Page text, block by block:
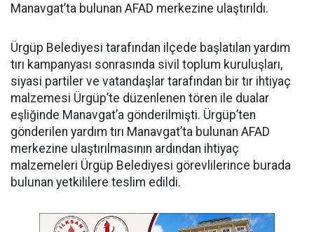
Manavgat’ta bulunan AFAD merkezine ulaştırıldı.
Ürgüp Belediyesi tarafından ilçede başlatılan yardım
tırı kampanyası sonrasında sivil toplum kuruluşları,
siyasi partiler ve vatandaşlar tarafından bir tır ihtiyaç
malzemesi Ürgüp’te düzenlenen tören ile dualar
eşliğinde Manavgat’a gönderilmişti. Ürgüp’ten
gönderilen yardım tırı Manavgat’ta bulunan AFAD
merkezine ulaştırılmasının ardından ihtiyaç
malzemeleri Ürgüp Belediyesi görevlilerince burada
bulunan yetkililere teslim edildi.